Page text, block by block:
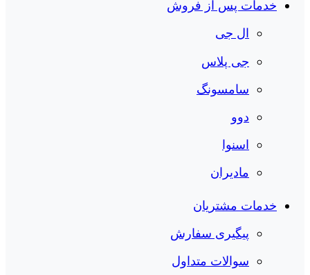
خدمات پس از فروش
ال جی
جی پلاس
سامسونگ
دوو
اسنوا
مادیران
خدمات مشتریان
پیگیری سفارش
سوالات متداول